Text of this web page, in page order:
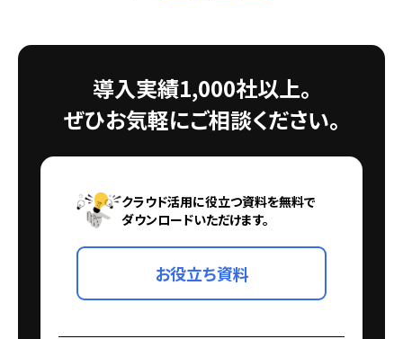
導入実績1,000社以上。
ぜひお気軽にご相談ください。
クラウド活用に役立つ資料を無料で
ダウンロードいただけます。
お役立ち資料